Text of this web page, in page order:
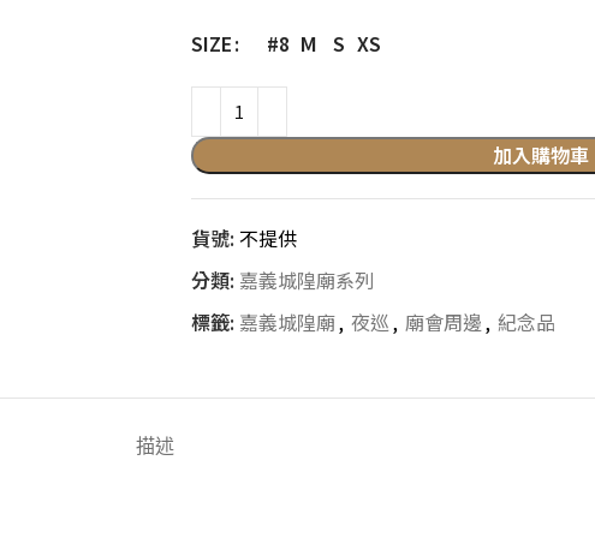
SIZE #8 M S XS
加入購物車
貨號: 不提供
分類: 嘉義城隍廟系列
標籤: 嘉義城隍廟, 夜巡, 廟會周邊, 紀念品
描述